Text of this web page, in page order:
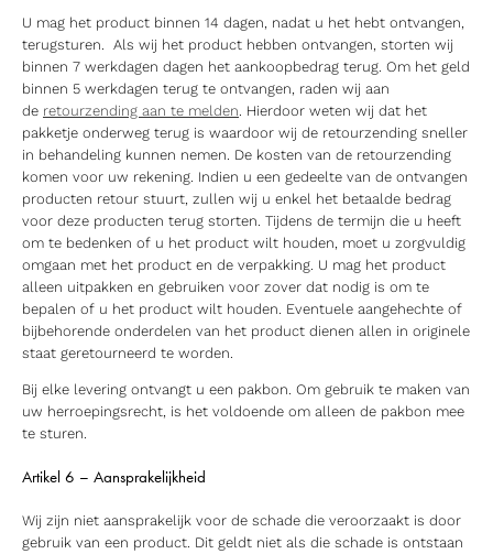
U mag het product binnen 14 dagen, nadat u het hebt ontvangen,
terugsturen. Als wij het product hebben ontvangen, storten wij
binnen 7 werkdagen dagen het aankoopbedrag terug. Om het geld
binnen 5 werkdagen terug te ontvangen, raden wij aan
de retourzending aan te melden . Hierdoor weten wij dat het
pakketje onderweg terug is waardoor wij de retourzending sneller
in behandeling kunnen nemen. De kosten van de retourzending
komen voor uw rekening. Indien u een gedeelte van de ontvangen
producten retour stuurt, zullen wij u enkel het betaalde bedrag
voor deze producten terug storten. Tijdens de termijn die u heeft
om te bedenken of u het product wilt houden, moet u zorgvuldig
omgaan met het product en de verpakking. U mag het product
alleen uitpakken en gebruiken voor zover dat nodig is om te
bepalen of u het product wilt houden. Eventuele aangehechte of
bijbehorende onderdelen van het product dienen allen in originele
staat geretourneerd te worden.
Bij elke levering ontvangt u een pakbon. Om gebruik te maken van
uw herroepingsrecht, is het voldoende om alleen de pakbon mee
te sturen.
Artikel 6 – Aansprakelijkheid
Wij zijn niet aansprakelijk voor de schade die veroorzaakt is door
gebruik van een product. Dit geldt niet als die schade is ontstaan